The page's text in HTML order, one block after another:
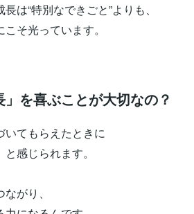
は“特別なできごと”よりも、
そ光っています。
を喜ぶことが大切なの？
いてもらえたときに
感じられます。
がり、